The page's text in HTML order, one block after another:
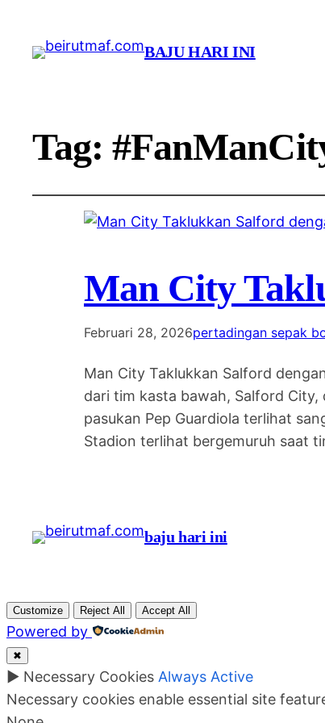
BAJU HARI INI
Tag:
Man City
Februari 28, 2026pertadingan sepak
Man City Taklukkan Salford
dari tim kasta bawah, Salford
pasukan Pep Guardiola terlihat
Stadion terlihat bergemuruh saat
baju hari ini
Customize Reject All Accept All
Powered by
✖
► Necessary Cookies Always Active
Necessary cookies enable essential site